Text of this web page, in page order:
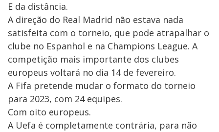
E da distância.
A direção do Real Madrid não estava nada
satisfeita com o torneio, que pode atrapalhar o
clube no Espanhol e na Champions League. A
competição mais importante dos clubes
europeus voltará no dia 14 de fevereiro.
A Fifa pretende mudar o formato do torneio
para 2023, com 24 equipes.
Com oito europeus.
A Uefa é completamente contrária, para não